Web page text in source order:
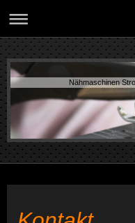
Nähmaschinen